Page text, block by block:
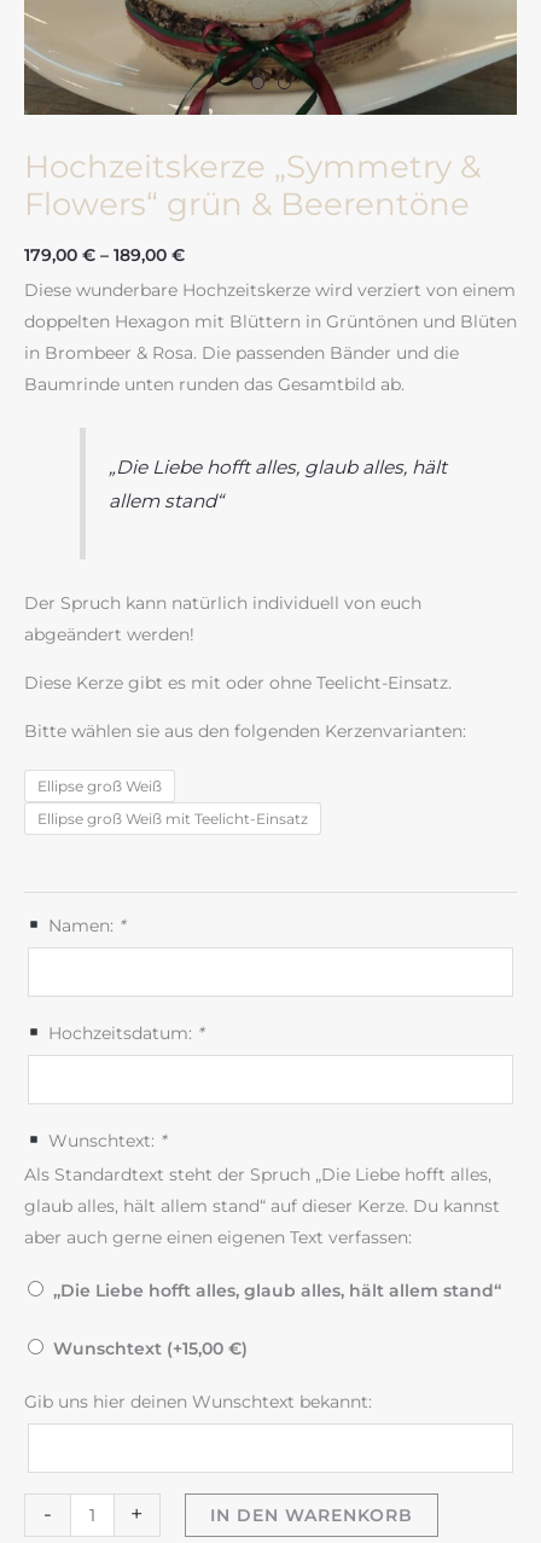
Hochzeitskerze „Symmetry &
Flowers“ grün & Beerentöne
179,00 € – 189,00 €
Diese wunderbare Hochzeitskerze wird verziert von einem
doppelten Hexagon mit Blüttern in Grüntönen und Blüten
in Brombeer & Rosa. Die passenden Bänder und die
Baumrinde unten runden das Gesamtbild ab.
„Die Liebe hofft alles, glaub alles, hält
allem stand“
Der Spruch kann natürlich individuell von euch
abgeändert werden!
Diese Kerze gibt es mit oder ohne Teelicht-Einsatz.
Bitte wählen sie aus den folgenden Kerzenvarianten:
Ellipse groß Weiß
Ellipse groß Weiß mit Teelicht-Einsatz
Namen: *
Hochzeitsdatum: *
Wunschtext: *
Als Standardtext steht der Spruch „Die Liebe hofft alles,
glaub alles, hält allem stand“ auf dieser Kerze. Du kannst
aber auch gerne einen eigenen Text verfassen:
„Die Liebe hofft alles, glaub alles, hält allem stand“
Wunschtext (+15,00 €)
Gib uns hier deinen Wunschtext bekannt:
-
Hochzeitskerze
+ IN DEN WARENKORB